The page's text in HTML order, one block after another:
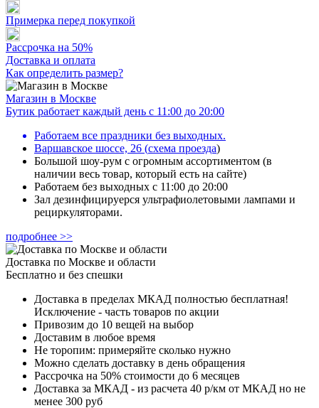
Примерка перед покупкой
Рассрочка на 50%
Доставка и оплата
Как определить размер?
Магазин в Москве
Бутик работает каждый день с 11:00 до 20:00
Работаем все праздники без выходных.
Варшавское шоссе, 26 (схема проезда)
Большой шоу-рум с огромным ассортиментом (в
наличии весь товар, который есть на сайте)
Работаем без выходных с 11:00 до 20:00
Зал дезинфицируерся ультрафиолетовыми лампами и
рециркуляторами.
подробнее >>
Доставка по Москве и области
Бесплатно и без спешки
Доставка в пределах МКАД полностью бесплатная!
Исключение - часть товаров по акции
Привозим до 10 вещей на выбор
Доставим в любое время
Не торопим: примеряйте сколько нужно
Можно сделать доставку в день обращения
Рассрочка на 50% стоимости до 6 месяцев
Доставка за МКАД - из расчета 40 р/км от МКАД но не
менее 300 руб